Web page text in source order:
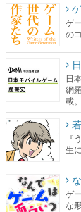
ゲ
の
日
網
載
『
生
ゲ
な